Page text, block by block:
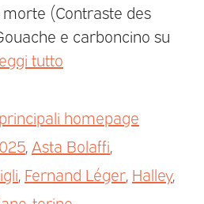
morte (Contraste des
e carboncino su
tutto
principali homepage
, Asta Bolaffi,
, Fernand Léger, Halley,